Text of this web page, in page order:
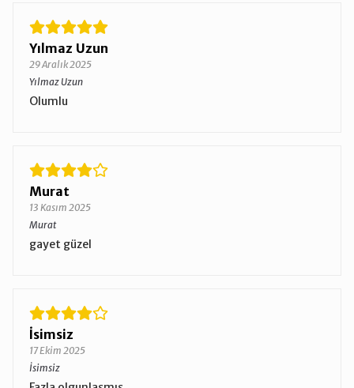
Yılmaz Uzun
29 Aralık 2025
Yılmaz Uzun
Olumlu
Murat
13 Kasım 2025
Murat
gayet güzel
İsimsiz
17 Ekim 2025
İsimsiz